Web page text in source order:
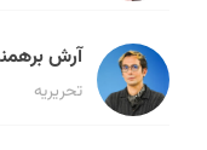
آرش
تحریریه